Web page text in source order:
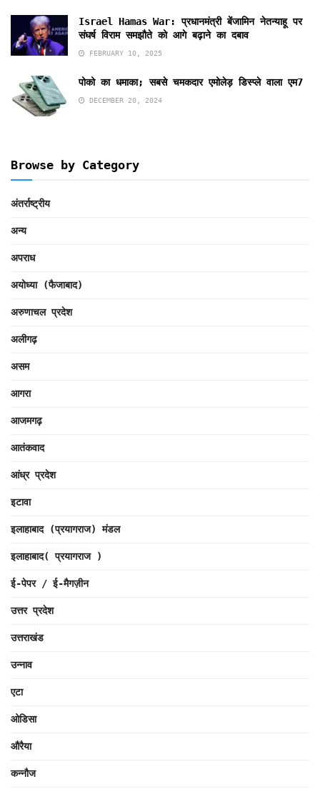
Israel Hamas War: प्रधानमंत्री बेंजामिन नेतन्याहू पर
संघर्ष विराम समझौते को आगे बढ़ाने का दबाव
FEBRUARY 10, 2025
पोको का धमाका; सबसे चमकदार एमोलेड़ डिस्प्ले वाला एम7
DECEMBER 20, 2024
Browse by Category
अंतर्राष्ट्रीय
अन्य
अपराध
अयोध्या (फैजाबाद)
अरुणाचल प्रदेश
अलीगढ़
असम
आगरा
आजमगढ़
आतंकवाद
आंध्र प्रदेश
इटावा
इलाहाबाद (प्रयागराज) मंडल
इलाहाबाद( प्रयागराज )
ई-पेपर / ई-मैगज़ीन
उत्तर प्रदेश
उत्तराखंड
उन्नाव
एटा
ओडिसा
औरैया
कन्नौज